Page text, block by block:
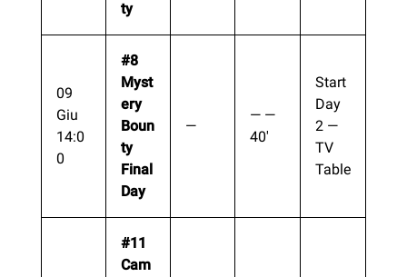
ty
09
Giu
14:0
0
#8
Myst
ery
Boun
ty
Final
Day
—
— —
40′
Start
Day
2 —
TV
Table
#11
Cam